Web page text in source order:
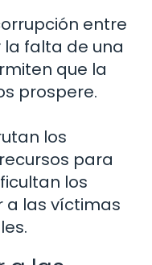
entre
la falta de una
que la
prospere.
los
para
los
a las víctimas